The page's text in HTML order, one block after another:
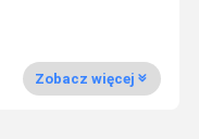
Zobacz więcej